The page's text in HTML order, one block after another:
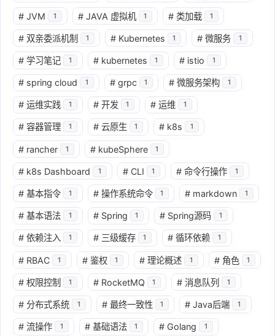
# JVM 1 # JAVA 虚拟机 1 # 类加载 1
# 双亲委派机制 1 # Kubernetes 1 # 微服务 1
# 学习笔记 1 # kubernetes 1 # istio 1
# spring cloud 1 # grpc 1 # 微服务架构 1
# 运维实践 1 # 开发 1 # 运维 1
# 容器管理 1 # 云原生 1 # k8s 1
# rancher 1 # kubeSphere 1
# k8s Dashboard 1 # CLI 1 # 命令行操作 1
# 基本指令 1 # 操作系统命令 1 # markdown 1
# 基本语法 1 # Spring 1 # Spring源码 1
# 依赖注入 1 # 三级缓存 1 # 循环依赖 1
# RBAC 1 # 鉴权 1 # 理论概述 1 # 角色 1
# 权限控制 1 # RocketMQ 1 # 消息队列 1
# 分布式系统 1 # 最终一致性 1 # Java后端 1
# 流操作 1 # 基础语法 1 # Golang 1